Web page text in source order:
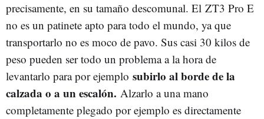
precisamente, en su tamaño descomunal. El ZT3 Pro E
no es un patinete apto para todo el mundo, ya que
transportarlo no es moco de pavo. Sus casi 30 kilos de
peso pueden ser todo un problema a la hora de
levantarlo para por ejemplo subirlo al borde de la
calzada o a un escalón. Alzarlo a una mano
completamente plegado por ejemplo es directamente